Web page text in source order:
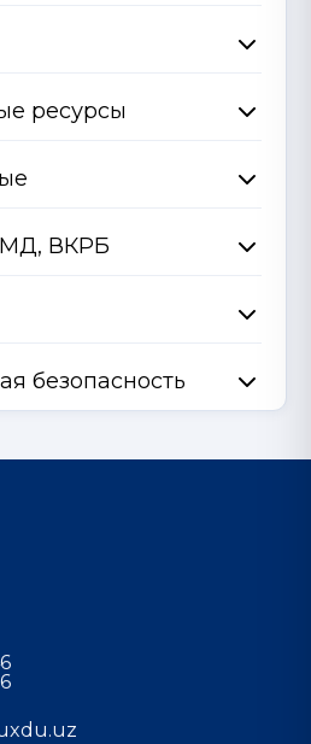
ресурсы
МД, ВКРБ
безопасность